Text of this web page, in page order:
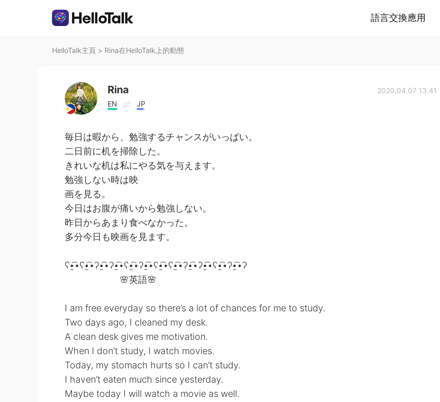
語言交換應用
HelloTalk主頁 > Rina在HelloTalk上的動態
Rina
EN JP
2020.04.07 13:41
毎日は暇から、勉強するチャンスがいっぱい。
二日前に机を掃除した。
きれいな机は私にやる気を与えます。
勉強しない時は映
画を見る。
今日はお腹が痛いから勉強しない。
昨日からあまり食べなかった。
多分今日も映画を見ます。
ʕ•̫͡•ʕ•̫͡•ʔ•̫͡•ʔ•̫͡•ʕ•̫͡•ʔ•̫͡•ʕ•̫͡•ʕ•̫͡•ʔ•̫͡•ʔ•̫͡•ʕ•̫͡•ʔ•̫͡•ʔ
🌸英語🌸
I am free everyday so there’s a lot of chances for me to study.
Two days ago, I cleaned my desk.
A clean desk gives me motivation.
When I don’t study, I watch movies.
Today, my stomach hurts so I can’t study.
I haven’t eaten much since yesterday.
Maybe today I will watch a movie as well.